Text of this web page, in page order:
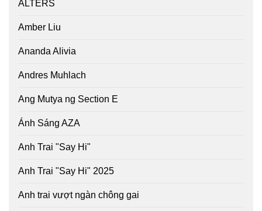
ALTERS
Amber Liu
Ananda Alivia
Andres Muhlach
Ang Mutya ng Section E
Ánh Sáng AZA
Anh Trai "Say Hi"
Anh Trai "Say Hi" 2025
Anh trai vượt ngàn chông gai